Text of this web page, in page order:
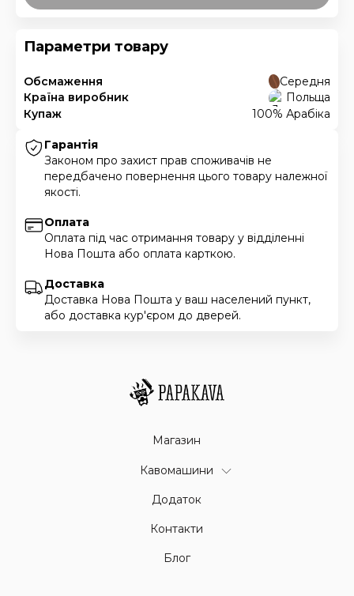
Параметри товару
Обсмаження
Середня
Країна виробник
Польща
Купаж
100% Арабіка
Гарантія
Законом про захист прав споживачів не
передбачено повернення цього товару належної
якості.
Оплата
Оплата під час отримання товару у відділенні
Нова Пошта або оплата карткою.
Доставка
Доставка Нова Пошта у ваш населений пункт,
або доставка кур'єром до дверей.
Магазин
Кавомашини
Додаток
Контакти
Блог